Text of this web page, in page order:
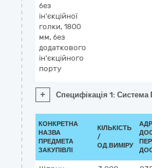
без
ін'єкційної
голки, 1800
мм, без
додаткового
ін'єкційного
порту
+ Специфікація 1: Система
КОНКРЕТНА
НАЗВА
ПРЕДМЕТА
ЗАКУПІВЛІ
КІЛЬКІСТЬ
/
ОД.ВИМІРУ